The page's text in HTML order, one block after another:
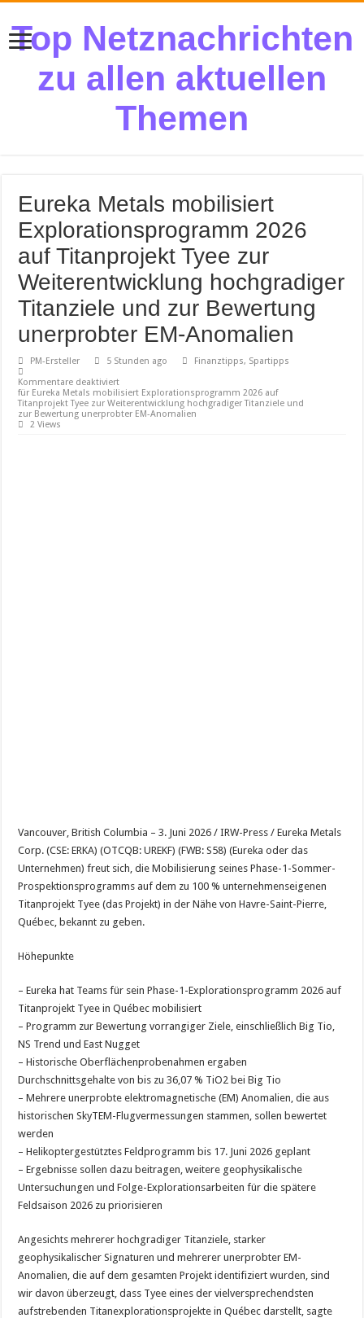
Top Netznachrichten
zu allen aktuellen
Themen
Eureka Metals mobilisiert
Explorationsprogramm 2026
auf Titanprojekt Tyee zur
Weiterentwicklung hochgradiger
Titanziele und zur Bewertung
unerprobter EM-Anomalien
PM-Ersteller 5 Stunden ago
Finanztipps, Spartipps
Kommentare deaktiviert
für Eureka Metals mobilisiert Explorationsprogramm 2026 auf
Titanprojekt Tyee zur Weiterentwicklung hochgradiger Titanziele und
zur Bewertung unerprobter EM-Anomalien
2 Views
Vancouver, British Columbia – 3. Juni 2026 / IRW-Press / Eureka Metals
Corp. (CSE: ERKA) (OTCQB: UREKF) (FWB: S58) (Eureka oder das
Unternehmen) freut sich, die Mobilisierung seines Phase-1-Sommer-
Prospektionsprogramms auf dem zu 100 % unternehmenseigenen
Titanprojekt Tyee (das Projekt) in der Nähe von Havre-Saint-Pierre,
Québec, bekannt zu geben.
Höhepunkte
– Eureka hat Teams für sein Phase-1-Explorationsprogramm 2026 auf
Titanprojekt Tyee in Québec mobilisiert
– Programm zur Bewertung vorrangiger Ziele, einschließlich Big Tio,
NS Trend und East Nugget
– Historische Oberflächenprobenahmen ergaben
Durchschnittsgehalte von bis zu 36,07 % TiO2 bei Big Tio
– Mehrere unerprobte elektromagnetische (EM) Anomalien, die aus
historischen SkyTEM-Flugvermessungen stammen, sollen bewertet
werden
– Helikoptergestütztes Feldprogramm bis 17. Juni 2026 geplant
– Ergebnisse sollen dazu beitragen, weitere geophysikalische
Untersuchungen und Folge-Explorationsarbeiten für die spätere
Feldsaison 2026 zu priorisieren
Angesichts mehrerer hochgradiger Titanziele, starker
geophysikalischer Signaturen und mehrerer unerprobter EM-
Anomalien, die auf dem gesamten Projekt identifiziert wurden, sind
wir davon überzeugt, dass Tyee eines der vielversprechendsten
aufstrebenden Titanexplorationsprojekte in Québec darstellt, sagte